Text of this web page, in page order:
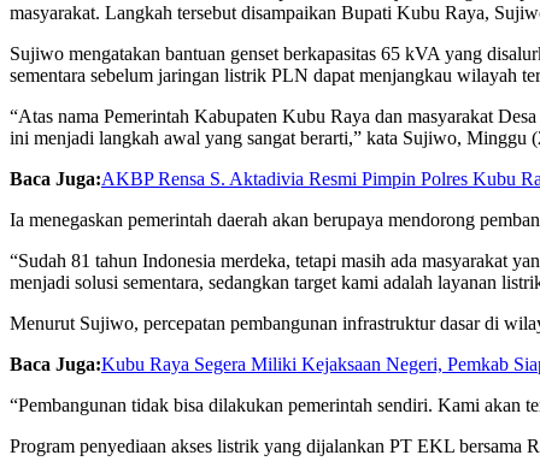
masyarakat. Langkah tersebut disampaikan Bupati Kubu Raya,
Sujiwo mengatakan bantuan genset berkapasitas 65 kVA yang
sementara sebelum jaringan listrik PLN dapat menjangkau wilayah
“Atas nama Pemerintah Kabupaten Kubu Raya dan masyarakat
ini menjadi langkah awal yang sangat berarti,” kata Sujiwo, Minggu
Baca Juga:AKBP Rensa S. Aktadivia Resmi Pimpin Polres Kubu
Ia menegaskan pemerintah daerah akan berupaya mendorong
“Sudah 81 tahun Indonesia merdeka, tetapi masih ada masyarakat
menjadi solusi sementara, sedangkan target kami adalah layanan
Menurut Sujiwo, percepatan pembangunan infrastruktur dasar di
Baca Juga:Kubu Raya Segera Miliki Kejaksaan Negeri, Pemkab
“Pembangunan tidak bisa dilakukan pemerintah sendiri. Kami akan
Program penyediaan akses listrik yang dijalankan PT EKL